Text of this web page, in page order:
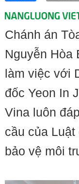
Chánh án
Nguyễn Hòa
làm việc với
đốc Yeon In
Vina luôn
cầu của
bảo vệ môi